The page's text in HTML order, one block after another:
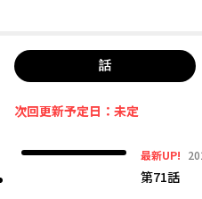
話
次回更新予定日：未定
最新UP!
2026年08月
第71話